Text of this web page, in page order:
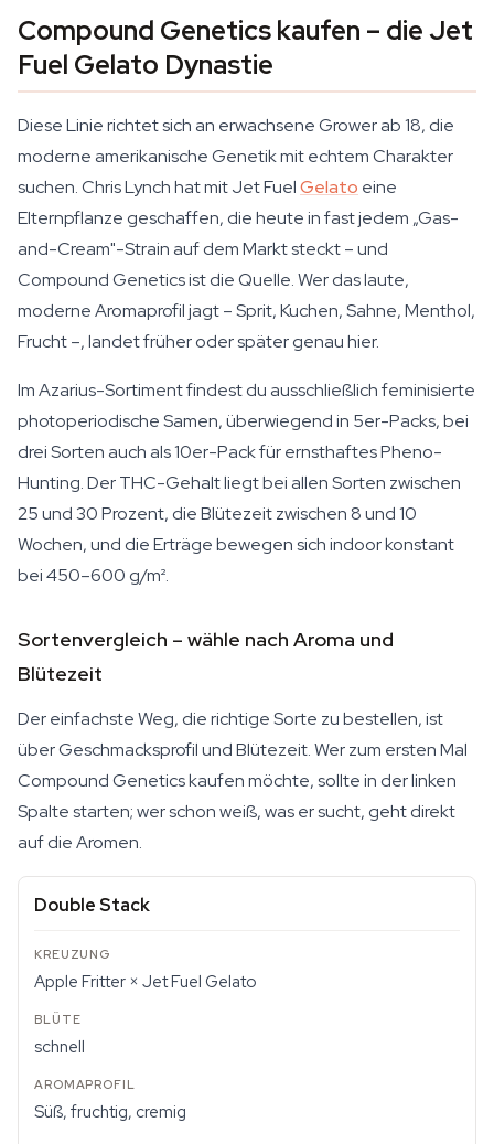
Compound Genetics kaufen – die Jet
Fuel Gelato Dynastie
Diese Linie richtet sich an erwachsene Grower ab 18, die
moderne amerikanische Genetik mit echtem Charakter
suchen. Chris Lynch hat mit Jet FuelGelato eine
Elternpflanze geschaffen, die heute in fast jedem „Gas-
and-Cream"-Strain auf dem Markt steckt – und
Compound Genetics ist die Quelle. Wer das laute,
moderne Aromaprofil jagt – Sprit, Kuchen, Sahne, Menthol,
Frucht –, landet früher oder später genau hier.
Im Azarius-Sortiment findest du ausschließlich feminisierte
photoperiodische Samen, überwiegend in 5er-Packs, bei
drei Sorten auch als 10er-Pack für ernsthaftes Pheno-
Hunting. Der THC-Gehalt liegt bei allen Sorten zwischen
25 und 30 Prozent, die Blütezeit zwischen 8 und 10
Wochen, und die Erträge bewegen sich indoor konstant
bei 450–600 g/m².
Sortenvergleich – wähle nach Aroma und
Blütezeit
Der einfachste Weg, die richtige Sorte zu bestellen, ist
über Geschmacksprofil und Blütezeit. Wer zum ersten Mal
Compound Genetics kaufen möchte, sollte in der linken
Spalte starten; wer schon weiß, was er sucht, geht direkt
auf die Aromen.
Double Stack
Apple Fritter × Jet Fuel Gelato
schnell
Süß, fruchtig, cremig